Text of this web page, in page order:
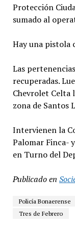
Protección
sumado al
Hay una pistola
Las
recuperadas.
Chevrolet Celta
zona de Santos
Intervienen la
Palomar Finca-
en Turno del
Publicado en
Policía Bonaerense
Tres de Febrero